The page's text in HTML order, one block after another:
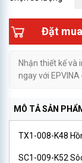
Đặt
Nhận thiết kế và
ngay với
MÔ TẢ SẢN
TX1-008-K48
SC1-009-K52